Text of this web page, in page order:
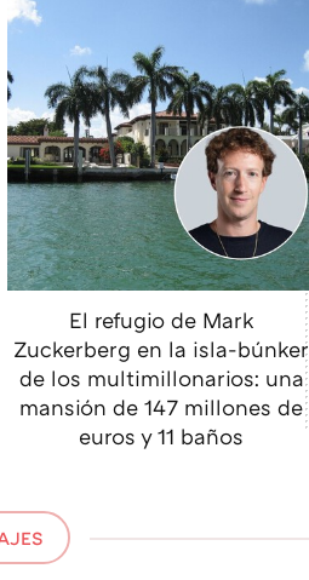
El refugio de Mark
Zuckerberg en la isla-búnker
de los multimillonarios: una
mansión de 147 millones de
euros y 11 baños